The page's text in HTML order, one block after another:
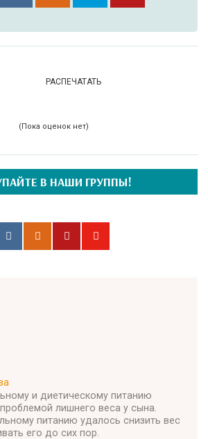
РАСПЕЧАТАТЬ
(Пока оценок нет)
В НАШИ ГРУППЫ!
и диетическому питанию
лишнего веса у сына.
питанию удалось снизить вес
его до сих пор.